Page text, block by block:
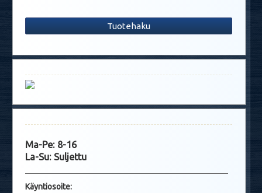
Tuotehaku
Ma-Pe: 8-16
La-Su: Suljettu
Käyntiosoite: